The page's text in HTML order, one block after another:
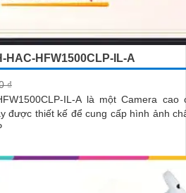
HAC-HFW1500CLP-IL-A
₫
IL-A là một Camera cao